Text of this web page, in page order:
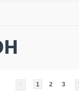
1 2 3